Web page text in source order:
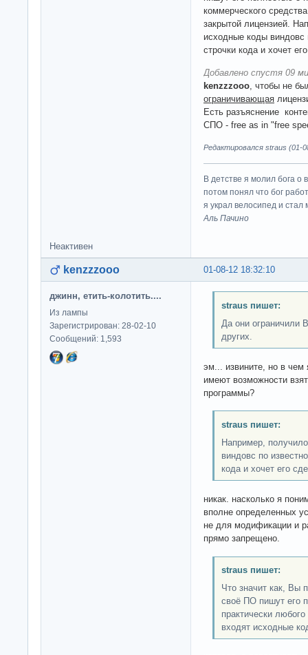
коммерческого
закрытой лицензией.
исходные коды виндовс
строчки кода и хочет
Добавлено спустя 09
kenzzzooo, чтобы не
ограничивающая
Есть разъяснение
СПО - free as in "free
Редактировался straus (01-
В детстве я молил бога о
потом понял что бог
я украл велосипед и стал
Аль Пачино
Неактивен
01-08-12 18:32:10
kenzzzooo
джинн, етить-колотить....
Из лампы
Зарегистрирован: 28-02-10
Сообщений: 1,593
straus пишет:
Да они ограничили
других.
эм... извините, но в чем
имеют возможности
программы?
straus пишет:
Например,
виндовс по
кода и хочет его
никак. насколько я
вполне определенных
не для модификации и
прямо запрещено.
straus пишет:
Что значит как, Вы
своё ПО пишут его
практически
входят исходные